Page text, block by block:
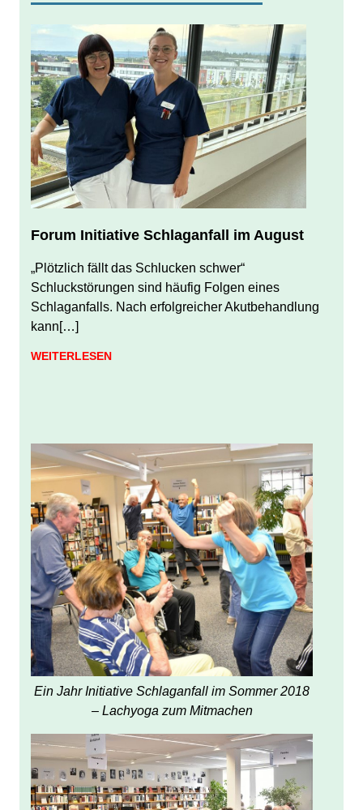
Forum Initiative Schlaganfall im August
JULI 31, 2026
JUERGEN FINDEISEN
„Plötzlich fällt das Schlucken schwer“
Schluckstörungen sind häufig Folgen eines
Schlaganfalls. Nach erfolgreicher Akutbehandlung
kann[…]
WEITERLESEN
Ein Jahr Initiative Schlaganfall im Sommer 2018
– Lachyoga zum Mitmachen